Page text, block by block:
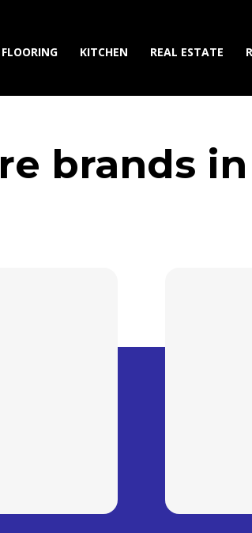
FLOORING KITCHEN REAL ESTATE
brands